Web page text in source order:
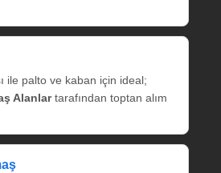
ile palto ve kaban için ideal;
Alanlartarafından toptan alım